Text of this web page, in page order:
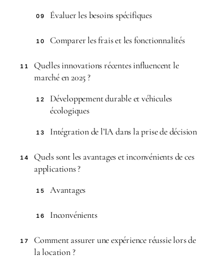
09 Évaluer les besoins spécifiques
10 Comparer les frais et les fonctionnalités
11
Quelles innovations récentes influencent le
marché en 2025 ?
12
Développement durable et véhicules
écologiques
13 Intégration de l’IA dans la prise de décision
14
Quels sont les avantages et inconvénients de ces
applications ?
15 Avantages
16 Inconvénients
17
Comment assurer une expérience réussie lors de
la location ?